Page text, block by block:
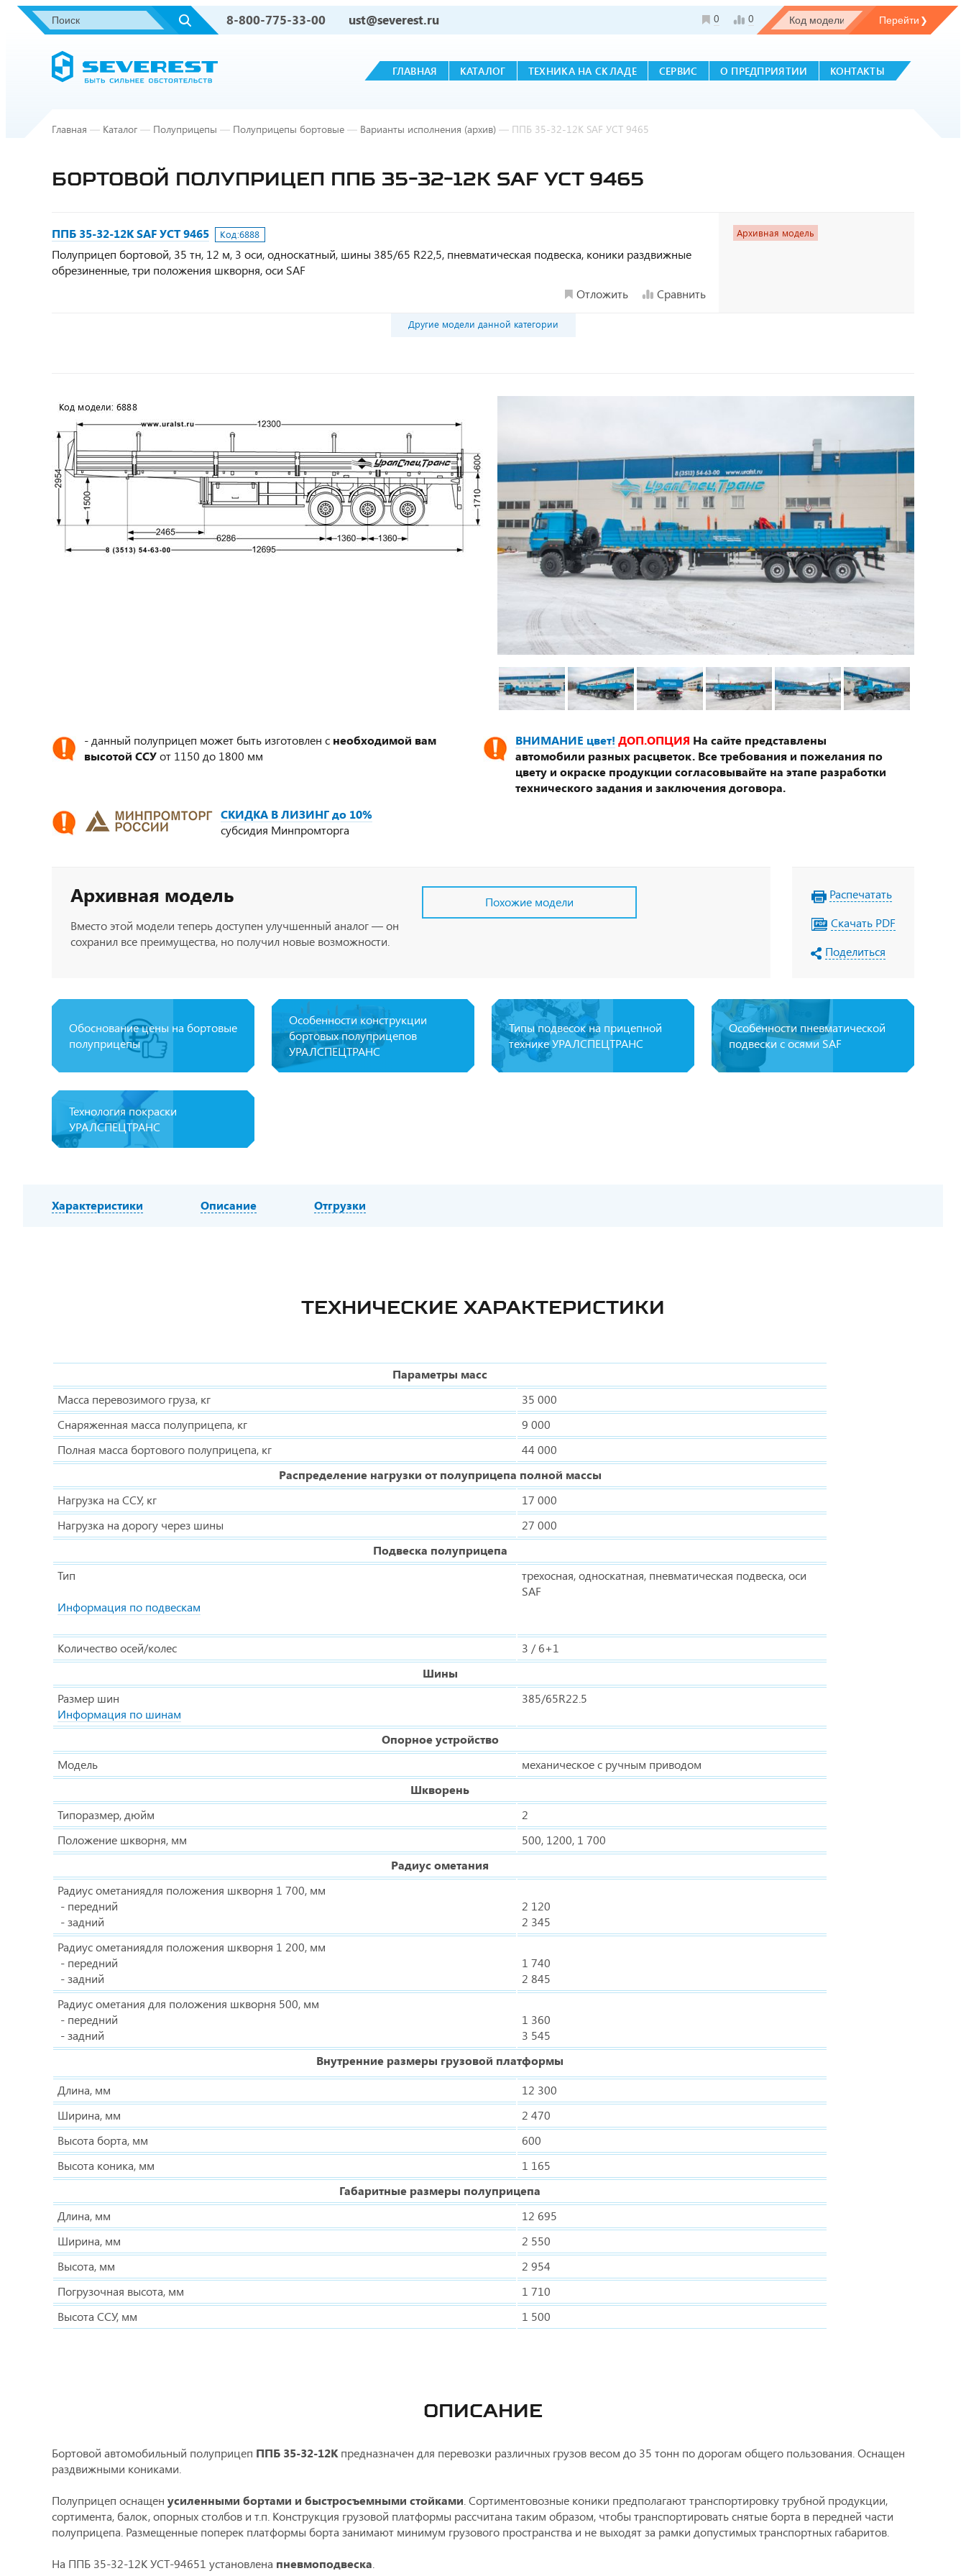
8-800-775-33-00 ust@severest.ru 0 0
ГЛАВНАЯ КАТАЛОГ ТЕХНИКА НА СКЛАДЕ СЕРВИС О ПРЕДПРИЯТИИ КОНТАКТЫ
Главная — Каталог — Полуприцепы — Полуприцепы бортовые — Варианты исполнения (архив) — ППБ 35-32-12К SAF УСТ 9465
БОРТОВОЙ ПОЛУПРИЦЕП ППБ 35-32-12К SAF УСТ 9465
ППБ 35-32-12К SAF УСТ 9465 Код:6888
Полуприцеп бортовой, 35 тн, 12 м, 3 оси, односкатный, шины 385/65 R22,5, пневматическая подвеска, коники раздвижные
обрезиненные, три положения шкворня, оси SAF
Отложить
Сравнить
Архивная модель
Другие модели данной категории
- данный полуприцеп может быть изготовлен с необходимой вам
высотой ССУот 1150 до 1800 мм
ВНИМАНИЕ цвет! ДОП.ОПЦИЯ На сайте представлены
автомобили разных расцветок. Все требования и пожелания по
цвету и окраске продукции согласовывайте на этапе разработки
технического задания и заключения договора.
СКИДКА В ЛИЗИНГ до 10%
субсидия Минпромторга
Архивная модель
Вместо этой модели теперь доступен улучшенный аналог — он
сохранил все преимущества, но получил новые возможности.
Похожие модели
Распечатать
Скачать PDF
Поделиться
Обоснование цены на бортовые
полуприцепы
Особенности конструкции
бортовых полуприцепов
УРАЛСПЕЦТРАНС
Типы подвесок на прицепной
технике УРАЛСПЕЦТРАНС
Особенности пневматической
подвески с осями SAF
Технология покраски
УРАЛСПЕЦТРАНС
Характеристики Описание Отгрузки
ТЕХНИЧЕСКИЕ ХАРАКТЕРИСТИКИ
Параметры масс
Масса перевозимого груза, кг
35 000
Снаряженная масса полуприцепа, кг
9 000
Полная масса бортового полуприцепа, кг
44 000
Распределение нагрузки от полуприцепа полной массы
Нагрузка на ССУ, кг
17 000
Нагрузка на дорогу через шины
27 000
Подвеска полуприцепа
Тип
Информация по подвескам
трехосная, односкатная, пневматическая подвеска, оси
SAF
Количество осей/колес
3 / 6+1
Шины
Размер шин
Информация по шинам
385/65R22.5
Опорное устройство
Модель
механическое с ручным приводом
Шкворень
Типоразмер, дюйм
2
Положение шкворня, мм
500, 1200, 1 700
Радиус ометания
Радиус ометаниядля положения шкворня 1 700, мм
- передний
- задний
2 120
2 345
Радиус ометаниядля положения шкворня 1 200, мм
- передний
- задний
1 740
2 845
Радиус ометания для положения шкворня 500, мм
- передний
- задний
1 360
3 545
Внутренние размеры грузовой платформы
Длина, мм
12 300
Ширина, мм
2 470
Высота борта, мм
600
Высота коника, мм
1 165
Габаритные размеры полуприцепа
Длина, мм
12 695
Ширина, мм
2 550
Высота, мм
2 954
Погрузочная высота, мм
1 710
Высота ССУ, мм
1 500
ОПИСАНИЕ
Бортовой автомобильный полуприцеп ППБ 35-32-12К предназначен для перевозки различных грузов весом до 35 тонн по дорогам общего пользования. Оснащен
раздвижными кониками.
Полуприцеп оснащен усиленными бортами и быстросъемными стойками . Сортиментовозные коники предполагают транспортировку трубной продукции,
сортимента, балок, опорных столбов и т.п. Конструкция грузовой платформы рассчитана таким образом, чтобы транспортировать снятые борта в передней части
полуприцепа. Размещенные поперек платформы борта занимают минимум грузового пространства и не выходят за рамки допустимых транспортных габаритов.
На ППБ 35-32-12К УСТ-94651 установлена пневмоподвеска